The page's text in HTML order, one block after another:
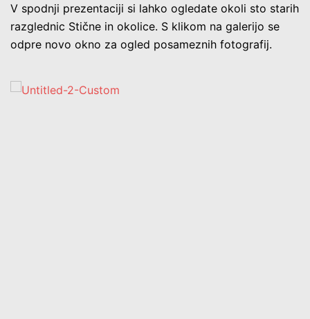
V spodnji prezentaciji si lahko ogledate okoli sto starih
razglednic Stične in okolice. S klikom na galerijo se
odpre novo okno za ogled posameznih fotografij.